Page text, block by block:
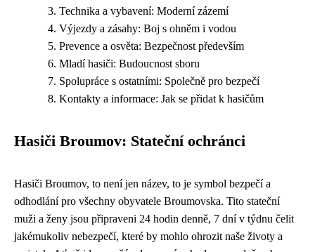
Technika a vybavení: Moderní zázemí
Výjezdy a zásahy: Boj s ohněm i vodou
Prevence a osvěta: Bezpečnost především
Mladí hasiči: Budoucnost sboru
Spolupráce s ostatními: Společně pro bezpečí
Kontakty a informace: Jak se přidat k hasičům
Hasiči Broumov: Stateční ochránci
Hasiči Broumov, to není jen název, to je symbol bezpečí a
odhodlání pro všechny obyvatele Broumovska. Tito stateční
muži a ženy jsou připraveni 24 hodin denně, 7 dní v týdnu čelit
jakémukoliv nebezpečí, které by mohlo ohrozit naše životy a